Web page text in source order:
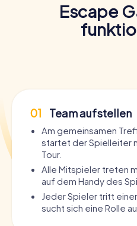
Escape
01 Team aufstellen
Am gemeinsamen
startet der Spielleiter
Tour.
Alle Mitspieler treten
auf dem Handy des
Jeder Spieler tritt
sucht sich eine Rolle